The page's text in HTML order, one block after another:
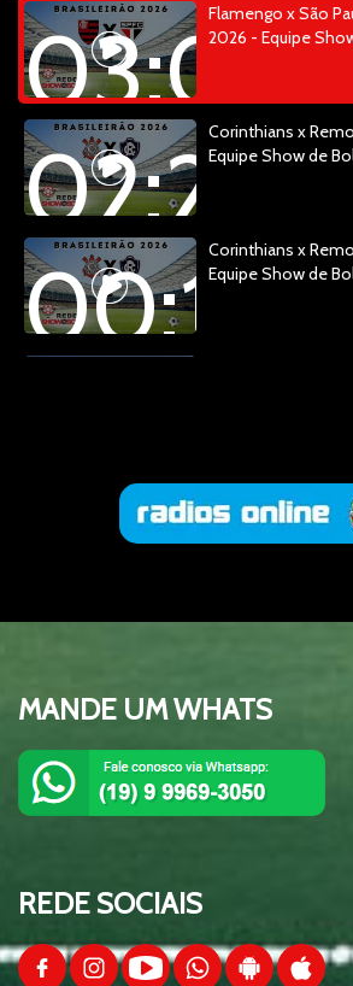
Flamengo x São
2026 - Equipe
Corinthians x
Equipe Show de
Corinthians x
Equipe Show de
TESTE
de Bola
01:37:00
Esquenta da Copa
de Bola - Brasil x
01:39:15
Esquenta da Copa
MANDE UM WHATS
REDE SOCIAIS